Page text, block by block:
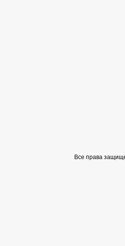
Все права